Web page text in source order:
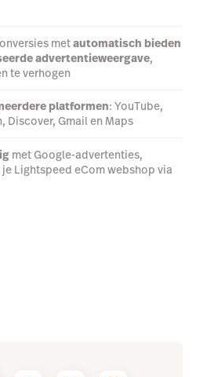
metautomatisch bieden
advertentieweergave,
te verhogen
platformen: YouTube,
Discover, Gmail en Maps
met Google-advertenties,
Lightspeed eCom webshop via